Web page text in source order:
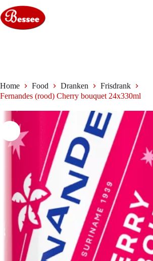
naar
de
inhoud
Home Food Dranken
Frisdrank
Fernandes (rood) Cherry bouquet 24x330ml